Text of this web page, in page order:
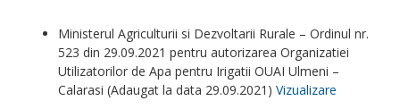
Ministerul Agriculturii si Dezvoltarii Rurale – Ordinul nr.
523 din 29.09.2021 pentru autorizarea Organizatiei
Utilizatorilor de Apa pentru Irigatii OUAI Ulmeni –
Calarasi (Adaugat la data 29.09.2021) Vizualizare